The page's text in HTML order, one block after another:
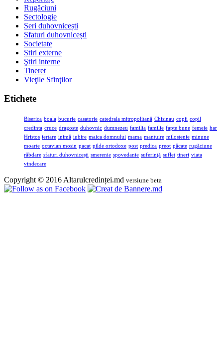
Rugăciuni
Sectologie
Seri duhovnicești
Sfaturi duhovnicești
Societate
Știri externe
Ştiri interne
Tineret
Vieţile Sfinţilor
Etichete
Biserica boala bucurie casatorie catedrala mitropolitană Chisinau copii copil
credinta cruce dragoste duhovnic dumnezeu familia familie fapte bune femeie har
Hristos iertare inimă iubire maica domnului mama mantuire milostenie minune
moarte octavian mosin pacat pilde ortodoxe post predica preot păcate rugăciune
răbdare sfaturi duhovnicești smerenie spovedanie suferinţă suflet tineri viata
vindecare
Copyright © 2016 Altarulcredinței.md versiune beta